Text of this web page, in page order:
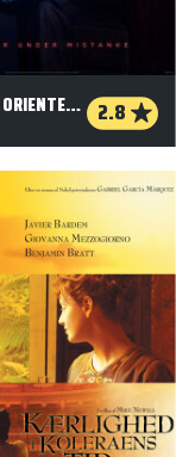
MORDET I ORIENTEKSPRESSEN 2.8